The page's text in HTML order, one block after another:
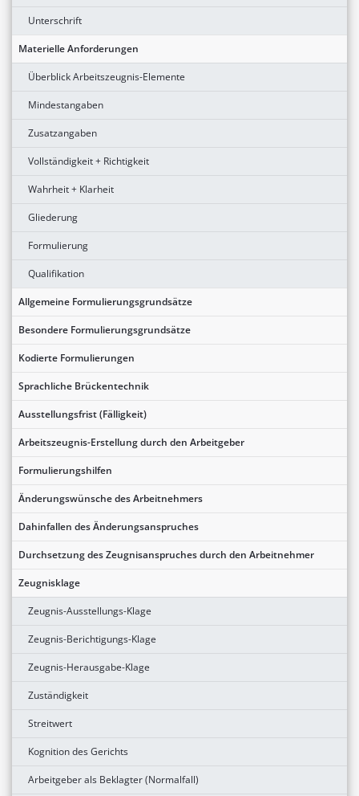
Unterschrift
Materielle Anforderungen
Überblick Arbeitszeugnis-Elemente
Mindestangaben
Zusatzangaben
Vollständigkeit + Richtigkeit
Wahrheit + Klarheit
Gliederung
Formulierung
Qualifikation
Allgemeine Formulierungsgrundsätze
Besondere Formulierungsgrundsätze
Kodierte Formulierungen
Sprachliche Brückentechnik
Ausstellungsfrist (Fälligkeit)
Arbeitszeugnis-Erstellung durch den Arbeitgeber
Formulierungshilfen
Änderungswünsche des Arbeitnehmers
Dahinfallen des Änderungsanspruches
Durchsetzung des Zeugnisanspruches durch den Arbeitnehmer
Zeugnisklage
Zeugnis-Ausstellungs-Klage
Zeugnis-Berichtigungs-Klage
Zeugnis-Herausgabe-Klage
Zuständigkeit
Streitwert
Kognition des Gerichts
Arbeitgeber als Beklagter (Normalfall)